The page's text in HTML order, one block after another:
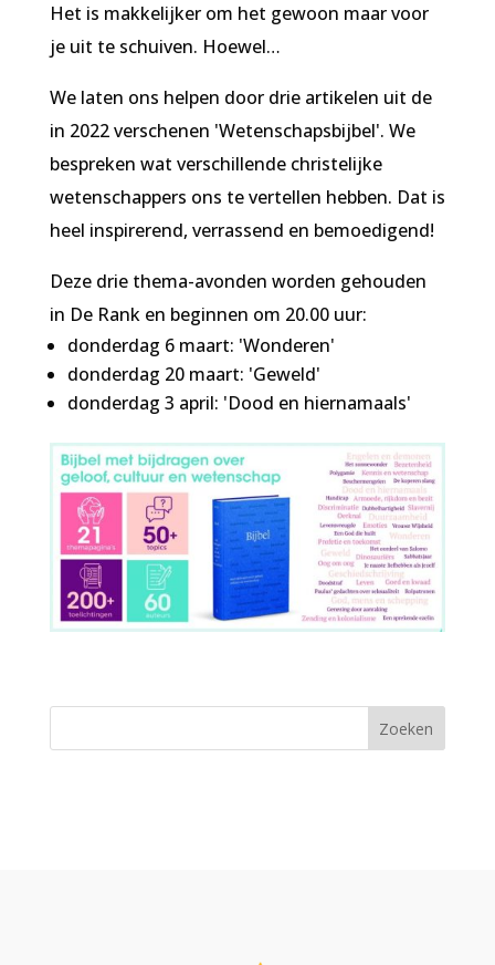
Het is makkelijker om het gewoon maar voor
je uit te schuiven. Hoewel…
We laten ons helpen door drie artikelen uit de
in 2022 verschenen 'Wetenschapsbijbel'. We
bespreken wat verschillende christelijke
wetenschappers ons te vertellen hebben. Dat is
heel inspirerend, verrassend en bemoedigend!
Deze drie thema-avonden worden gehouden
in De Rank en beginnen om 20.00 uur:
donderdag 6 maart: 'Wonderen'
donderdag 20 maart: 'Geweld'
donderdag 3 april: 'Dood en hiernamaals'